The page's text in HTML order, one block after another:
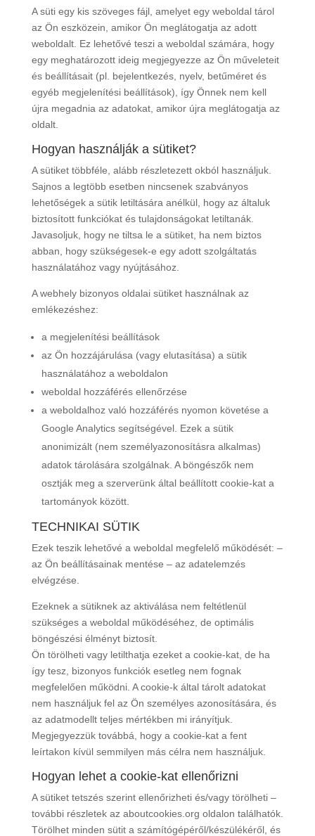
A süti egy kis szöveges fájl, amelyet egy weboldal tárol
az Ön eszközein, amikor Ön meglátogatja az adott
weboldalt. Ez lehetővé teszi a weboldal számára, hogy
egy meghatározott ideig megjegyezze az Ön műveleteit
és beállításait (pl. bejelentkezés, nyelv, betűméret és
egyéb megjelenítési beállítások), így Önnek nem kell
újra megadnia az adatokat, amikor újra meglátogatja az
oldalt.
Hogyan használják a sütiket?
A sütiket többféle, alább részletezett okból használjuk.
Sajnos a legtöbb esetben nincsenek szabványos
lehetőségek a sütik letiltására anélkül, hogy az általuk
biztosított funkciókat és tulajdonságokat letiltanák.
Javasoljuk, hogy ne tiltsa le a sütiket, ha nem biztos
abban, hogy szükségesek-e egy adott szolgáltatás
használatához vagy nyújtásához.
A webhely bizonyos oldalai sütiket használnak az
emlékezéshez:
a megjelenítési beállítások
az Ön hozzájárulása (vagy elutasítása) a sütik
használatához a weboldalon
weboldal hozzáférés ellenőrzése
a weboldalhoz való hozzáférés nyomon követése a
Google Analytics segítségével. Ezek a sütik
anonimizált (nem személyazonosításra alkalmas)
adatok tárolására szolgálnak. A böngészők nem
osztják meg a szerverünk által beállított cookie-kat a
tartományok között.
TECHNIKAI SÜTIK
Ezek teszik lehetővé a weboldal megfelelő működését: –
az Ön beállításainak mentése – az adatelemzés
elvégzése.
Ezeknek a sütiknek az aktiválása nem feltétlenül
szükséges a weboldal működéséhez, de optimális
böngészési élményt biztosít.
Ön törölheti vagy letilthatja ezeket a cookie-kat, de ha
így tesz, bizonyos funkciók esetleg nem fognak
megfelelően működni. A cookie-k által tárolt adatokat
nem használjuk fel az Ön személyes azonosítására, és
az adatmodellt teljes mértékben mi irányítjuk.
Megjegyezzük továbbá, hogy a cookie-kat a fent
leírtakon kívül semmilyen más célra nem használjuk.
Hogyan lehet a cookie-kat ellenőrizni
A sütiket tetszés szerint ellenőrizheti és/vagy törölheti –
további részletek az aboutcookies.org oldalon találhatók.
Törölhet minden sütit a számítógépéről/készülékéről, és